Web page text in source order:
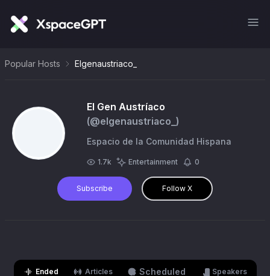
Popular Hosts Elgenaustriaco_
El Gen Austríaco
(@elgenaustriaco_ )
Espacio de la Comunidad Hispana
1.7k Entertainment 0
Subscribe Follow X
Ended Articles Scheduled Speakers